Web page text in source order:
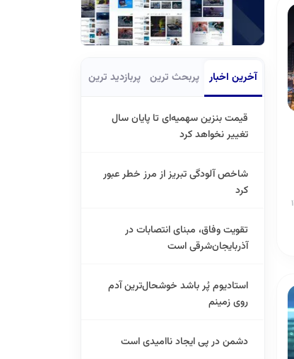
آخرین اخبار پربحث ترین پربازدید ترین
قیمت بنزین سهمیه‌ای تا پایان سال
تغییر نخواهد کرد
شاخص آلودگی تبریز از مرز خطر عبور
کرد
تقویت وفاق، مبنای انتصابات در
آذربایجان‌شرقی است
استادیوم پُر باشد خوشحال‌ترین آدم
روی زمینم
دشمن در پی ایجاد ناامیدی است